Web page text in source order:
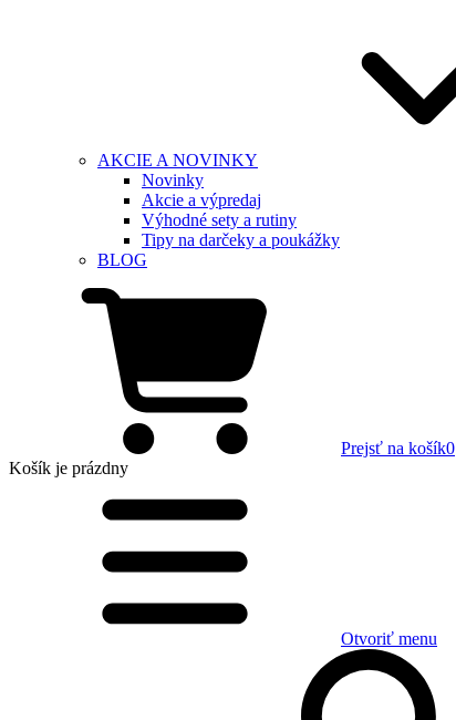
AKCIE A NOVINKY
Novinky
Akcie a výpredaj
Výhodné sety a rutiny
Tipy na darčeky a poukážky
BLOG
Prejsť na košík0
Košík je prázdny
Otvoriť menu